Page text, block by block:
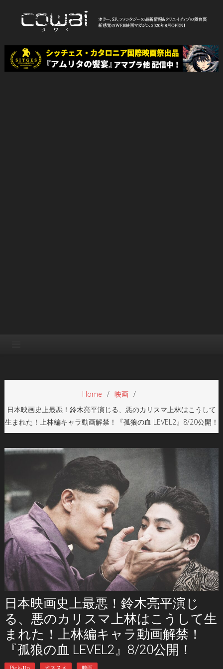
WEB映画マガジン「cowai コ
ワイ」
Home
映画
日本映画史上最悪！鈴木亮平演じる、悪のカリスマ上林はこうして
生まれた！上林編キャラ動画解禁！『孤狼の血 LEVEL2』8/20公開！
日本映画史上最悪！鈴木亮平演じ
る、悪のカリスマ上林はこうして生
まれた！上林編キャラ動画解禁！
『孤狼の血 LEVEL2』8/20公開！
Pick-Up オススメ 映画